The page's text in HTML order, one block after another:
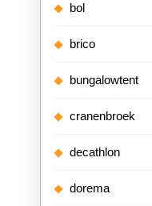
bol
brico
bungalowtent
cranenbroek
decathlon
dorema